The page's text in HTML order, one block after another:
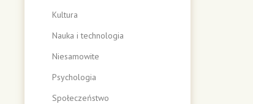
Kultura
Nauka i technologia
Niesamowite
Psychologia
Społeczeństwo